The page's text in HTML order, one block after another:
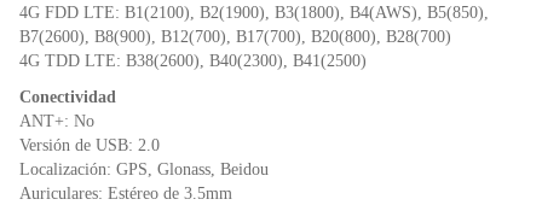
4G FDD LTE: B1(2100), B2(1900), B3(1800), B4(AWS), B5(850),
B7(2600), B8(900), B12(700), B17(700), B20(800), B28(700)
4G TDD LTE: B38(2600), B40(2300), B41(2500)
Conectividad
ANT+: No
Versión de USB: 2.0
Localización: GPS, Glonass, Beidou
Auriculares: Estéreo de 3.5mm